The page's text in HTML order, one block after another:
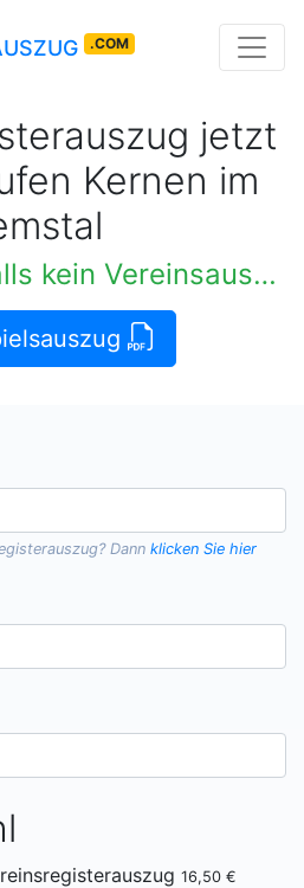
.COM
jetzt
Kernen im
Keine Kosten falls kein Vereinsauszug verfügbar
? Dann klicken Sie hier
16,50 €